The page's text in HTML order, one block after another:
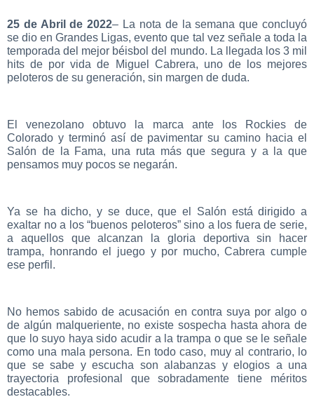
25 de Abril de 2022– La nota de la semana que concluyó
se dio en Grandes Ligas, evento que tal vez señale a toda la
temporada del mejor béisbol del mundo. La llegada los 3 mil
hits de por vida de Miguel Cabrera, uno de los mejores
peloteros de su generación, sin margen de duda.
El venezolano obtuvo la marca ante los Rockies de
Colorado y terminó así de pavimentar su camino hacia el
Salón de la Fama, una ruta más que segura y a la que
pensamos muy pocos se negarán.
Ya se ha dicho, y se duce, que el Salón está dirigido a
exaltar no a los “buenos peloteros” sino a los fuera de serie,
a aquellos que alcanzan la gloria deportiva sin hacer
trampa, honrando el juego y por mucho, Cabrera cumple
ese perfil.
No hemos sabido de acusación en contra suya por algo o
de algún malqueriente, no existe sospecha hasta ahora de
que lo suyo haya sido acudir a la trampa o que se le señale
como una mala persona. En todo caso, muy al contrario, lo
que se sabe y escucha son alabanzas y elogios a una
trayectoria profesional que sobradamente tiene méritos
destacables.